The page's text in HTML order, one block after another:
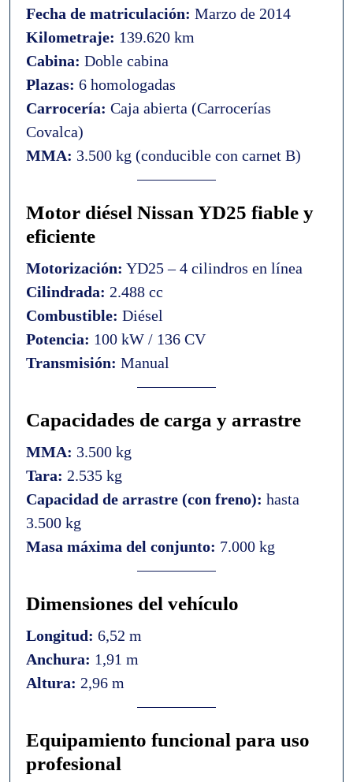
Fecha de matriculación: Marzo de 2014
Kilometraje: 139.620 km
Cabina: Doble cabina
Plazas: 6 homologadas
Carrocería: Caja abierta (Carrocerías
Covalca)
MMA: 3.500 kg (conducible con carnet B)
Motor diésel Nissan YD25 fiable y
eficiente
Motorización: YD25 – 4 cilindros en línea
Cilindrada: 2.488 cc
Combustible: Diésel
Potencia: 100 kW / 136 CV
Transmisión: Manual
Capacidades de carga y arrastre
MMA: 3.500 kg
Tara: 2.535 kg
Capacidad de arrastre (con freno): hasta
3.500 kg
Masa máxima del conjunto: 7.000 kg
Dimensiones del vehículo
Longitud: 6,52 m
Anchura: 1,91 m
Altura: 2,96 m
Equipamiento funcional para uso
profesional